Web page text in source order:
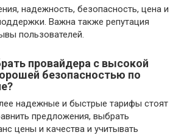
надежность, безопасность, цена и
Важна также репутация
пользователей.
провайдера с высокой
безопасностью по
надежные и быстрые тарифы стоят
предложения, выбрать
цены и качества и учитывать